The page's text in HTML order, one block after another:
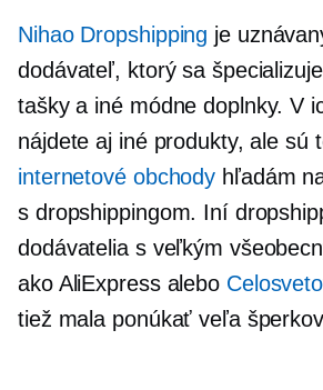
Nihao Dropshipping je
dodávateľ, ktorý sa
tašky a iné módne doplnky. V
nájdete aj iné produkty, ale sú
internetové obchody hľadám
s dropshippingom. Iní
dodávatelia s veľkým
ako AliExpress alebo
tiež mala ponúkať veľa